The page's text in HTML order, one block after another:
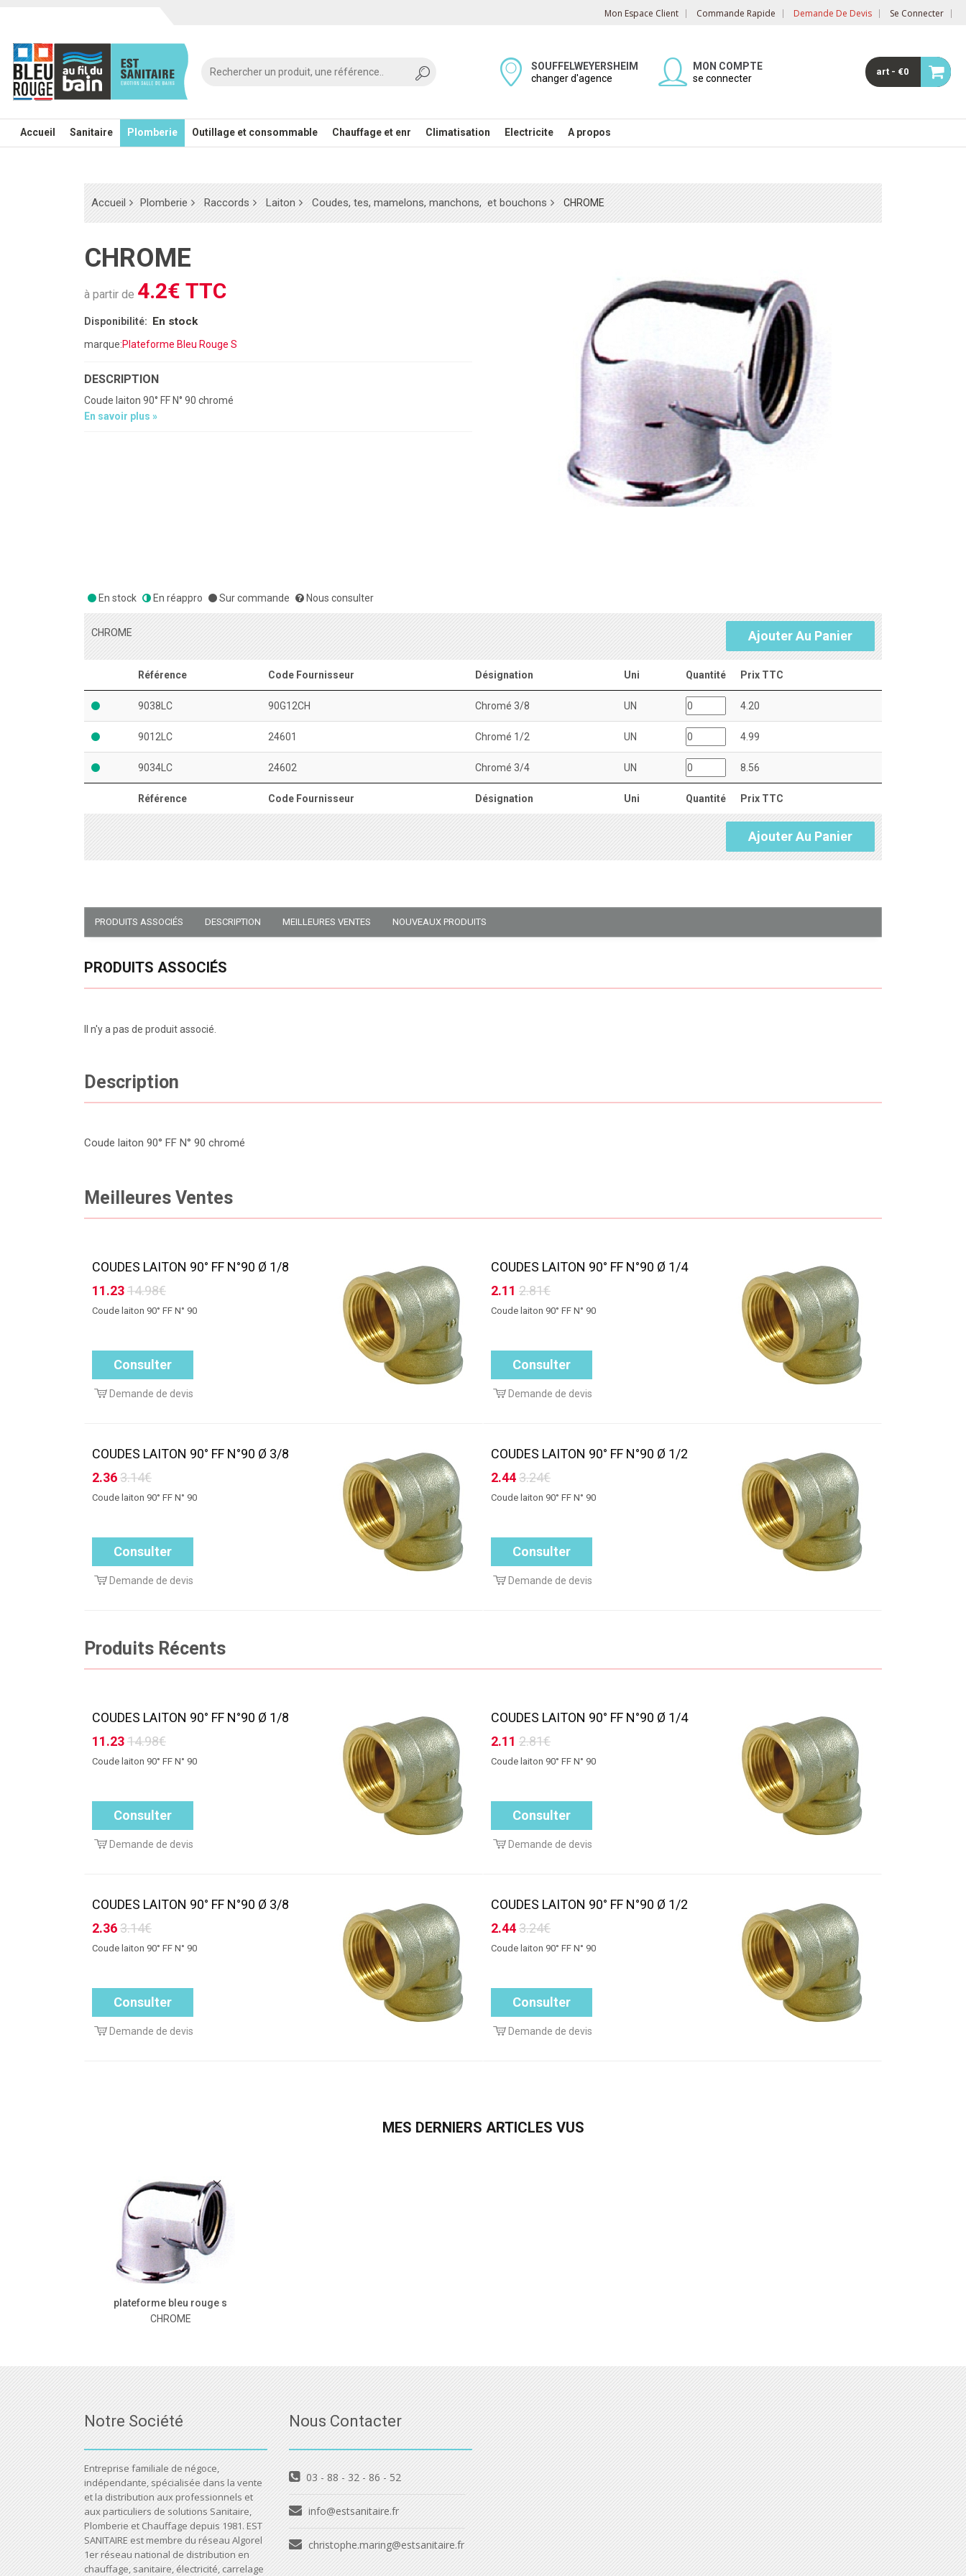
Mon Espace Client Commande Rapide Demande De Devis Se Connecter
SOUFFELWEYERSHEIM
changer d'agence
MON COMPTE
se connecter
art - €0
Accueil Sanitaire Plomberie Outillage et consommable Chauffage et enr Climatisation Electricite A propos
Accueil Plomberie Raccords Laiton Coudes, tes, mamelons, manchons, et bouchons CHROME
CHROME
à partir de 4.2€ TTC
Disponibilité: En stock
marque:Plateforme Bleu Rouge S
DESCRIPTION
Coude laiton 90° FF N° 90 chromé
En savoir plus »
En stock En réappro Sur commande Nous consulter
CHROME Ajouter Au Panier
Référence Code Fournisseur Désignation Uni Quantité Prix TTC
Référence Code Fournisseur Désignation Uni Quantité Prix TTC
9038LC 90G12CH Chromé 3/8 UN 4.20
9012LC 24601 Chromé 1/2 UN 4.99
9034LC 24602 Chromé 3/4 UN 8.56
Ajouter Au Panier
PRODUITS ASSOCIÉS DESCRIPTION MEILLEURES VENTES NOUVEAUX PRODUITS
PRODUITS ASSOCIÉS
Il n'y a pas de produit associé.
Description
Coude laiton 90° FF N° 90 chromé
Meilleures Ventes
COUDES LAITON 90° FF N°90 Ø 1/8
11.2314.98€
Coude laiton 90° FF N° 90
Consulter
Demande de devis
COUDES LAITON 90° FF N°90 Ø 1/4
2.11 2.81€
Coude laiton 90° FF N° 90
Consulter
Demande de devis
COUDES LAITON 90° FF N°90 Ø 3/8
2.363.14€
Coude laiton 90° FF N° 90
Consulter
Demande de devis
COUDES LAITON 90° FF N°90 Ø 1/2
2.443.24€
Coude laiton 90° FF N° 90
Consulter
Demande de devis
Produits Récents
COUDES LAITON 90° FF N°90 Ø 1/8
11.2314.98€
Coude laiton 90° FF N° 90
Consulter
Demande de devis
COUDES LAITON 90° FF N°90 Ø 1/4
2.11 2.81€
Coude laiton 90° FF N° 90
Consulter
Demande de devis
COUDES LAITON 90° FF N°90 Ø 3/8
2.363.14€
Coude laiton 90° FF N° 90
Consulter
Demande de devis
COUDES LAITON 90° FF N°90 Ø 1/2
2.443.24€
Coude laiton 90° FF N° 90
Consulter
Demande de devis
MES DERNIERS ARTICLES VUS
plateforme bleu rouge s
CHROME
Notre Société
Entreprise familiale de négoce,
indépendante, spécialisée dans la vente
et la distribution aux professionnels et
aux particuliers de solutions Sanitaire,
Plomberie et Chauffage depuis 1981. EST
SANITAIRE est membre du réseau Algorel
1er réseau national de distribution en
chauffage, sanitaire, électricité, carrelage
Nous Contacter
03 - 88 - 32 - 86 - 52
info@estsanitaire.fr
christophe.maring@estsanitaire.fr